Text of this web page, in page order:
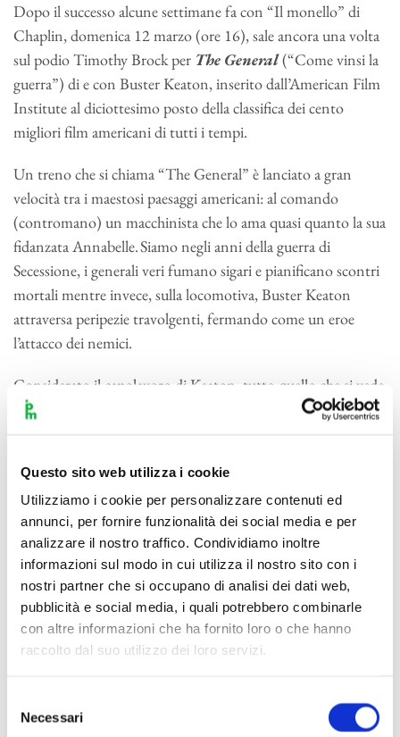
Questo sito web utilizza i cookie
Utilizziamo i cookie per personalizzare contenuti ed
annunci, per fornire funzionalità dei social media e per
analizzare il nostro traffico. Condividiamo inoltre
informazioni sul modo in cui utilizza il nostro sito con i
nostri partner che si occupano di analisi dei dati web,
pubblicità e social media, i quali potrebbero combinarle
con altre informazioni che ha fornito loro o che hanno
raccolto dal suo utilizzo dei loro servizi.
delNecessari
Dopo il successo alcune settimane fa con “Il monello” di
Chaplin, domenica 12 marzo (ore 16), sale ancora una volta
sul podio Timothy Brock per The General(“Come vinsi la
guerra”) di e con Buster Keaton, inserito dall’American Film
Institute al diciottesimo posto della classifica dei cento
migliori film americani di tutti i tempi.
Un treno che si chiama “The General” è lanciato a gran
velocità tra i maestosi paesaggi americani: al comando
(contromano) un macchinista che lo ama quasi quanto la sua
fidanzata Annabelle. Siamo negli anni della guerra di
Secessione, i generali veri fumano sigari e pianificano scontri
mortali mentre invece, sulla locomotiva, Buster Keaton
attraversa peripezie travolgenti, fermando come un eroe
l’attacco dei nemici.
Considerato il capolavoro di Keaton, tutto quello che si vede
sullo schermo è vero, anche quando il protagonista salta dal
La rassegna prosegue poi con il terzo appuntamento (16
aprile) dal titoloTrilogia rossiniana: tre film di
animazione creati da Emanuele Luzzati e Giulio Gianini su
musiche di Gioachino Rossini (quello dellaGazza ladra ebbe
la nomination all’Oscar 1965 e il Nastro d’Argento) dirette
da Alessandro Cadario. Il 7 maggio, saranno proposti due
film con Stanlio e Ollio,The music box(La scala musicale),
giovane Alberto Maniaci sul podio,
(La palla nº